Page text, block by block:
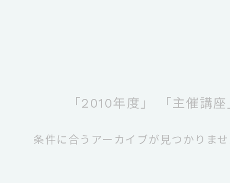
「2010年度」 「主催講
条件に合うアーカイブが見つかりま